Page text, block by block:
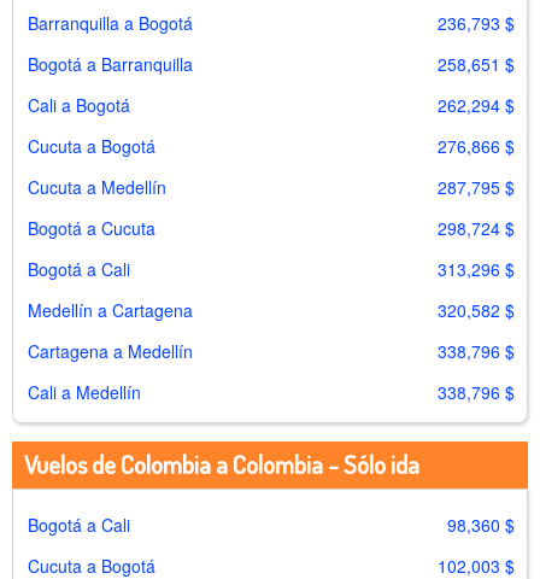
Barranquilla a Bogotá
236,793 $
Bogotá a Barranquilla
258,651 $
Cali a Bogotá
262,294 $
Cucuta a Bogotá
276,866 $
Cucuta a Medellín
287,795 $
Bogotá a Cucuta
298,724 $
Bogotá a Cali
313,296 $
Medellín a Cartagena
320,582 $
Cartagena a Medellín
338,796 $
Cali a Medellín
338,796 $
Vuelos de Colombia a Colombia - Sólo ida
Bogotá a Cali
98,360 $
Cucuta a Bogotá
102,003 $